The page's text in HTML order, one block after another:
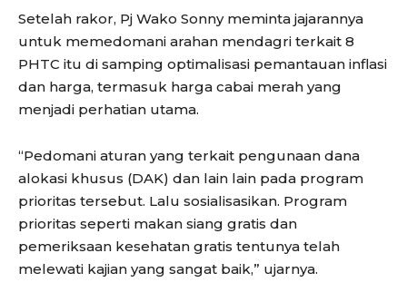
Setelah rakor, Pj Wako Sonny meminta jajarannya
untuk memedomani arahan mendagri terkait 8
PHTC itu di samping optimalisasi pemantauan inflasi
dan harga, termasuk harga cabai merah yang
menjadi perhatian utama.
“Pedomani aturan yang terkait pengunaan dana
alokasi khusus (DAK) dan lain lain pada program
prioritas tersebut. Lalu sosialisasikan. Program
prioritas seperti makan siang gratis dan
pemeriksaan kesehatan gratis tentunya telah
melewati kajian yang sangat baik,” ujarnya.